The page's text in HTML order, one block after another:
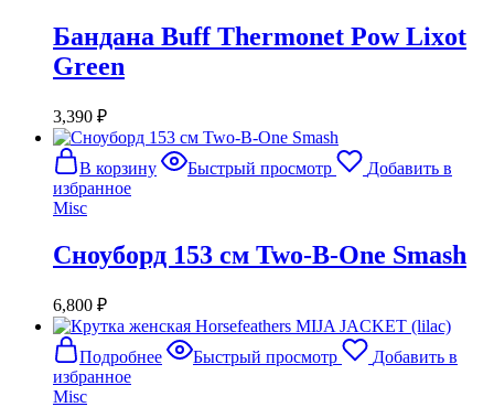
Бандана Buff Thermonet Pow Lixot
Green
3,390 ₽
В корзину Быстрый просмотр
Добавить в
избранное
Misc
Сноуборд 153 см Two-B-One Smash
6,800 ₽
Подробнее Быстрый просмотр
Добавить в
избранное
Misc